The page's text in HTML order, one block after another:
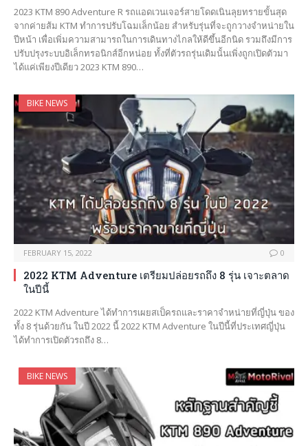
2023 KTM 890 Adventure R รถแอดเวนเจอร์สายโดดเนินลุยทรายขั้นสุด
จากค่ายส้ม KTM ทำการปรับโฉมเล็กน้อย สำหรับรุ่นที่จะถูกวางจำหน่ายใน
ปีหน้า เพื่อเพิ่มความสามารถในการเดินทางไกลให้ดีขึ้นอีกนิด รวมถึงมีการ
ปรับปรุงระบบอิเล็กทรอนิกส์อีกหน่อย ทั้งที่ตัวรถรุ่นเดิมนั้นเพิ่งถูกเปิดตัวมา
ได้แค่เพียงปีเดียว 2023 KTM 890…
BIKE NEWS
FEBRUARY 15, 2022 0
2022 KTM Adventure เตรียมปล่อยรถถึง 8 รุ่น เจาะตลาด
ในปีนี้
2022 KTM Adventure ได้ทำการเผยสเป็ครถและราคาจำหน่ายที่ญี่ปุ่น ของ
ทั้ง 8 รุ่นด้วยกัน ในปี 2022 นี้ 2022 KTM Adventure ในปีนี้ที่ประเทศญี่ปุ่น
ได้ทำการเปิดตัวรถถึง 8…
BIKE NEWS